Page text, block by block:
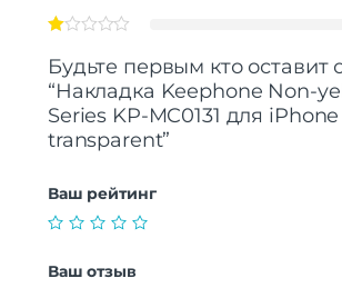
Будьте первым кто оставит
“Накладка Keephone Non-
Series KP-MC0131 для iPhone
transparent”
Ваш рейтинг
Ваш отзыв